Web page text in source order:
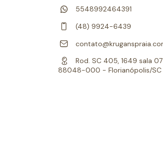
5548992464391
(48) 9924-6439
Rod. SC 405, 1649 sala
88048-000 - Florianópolis/SC